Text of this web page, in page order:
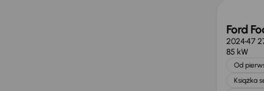
Ford
202447
85 kW
Od
Książka